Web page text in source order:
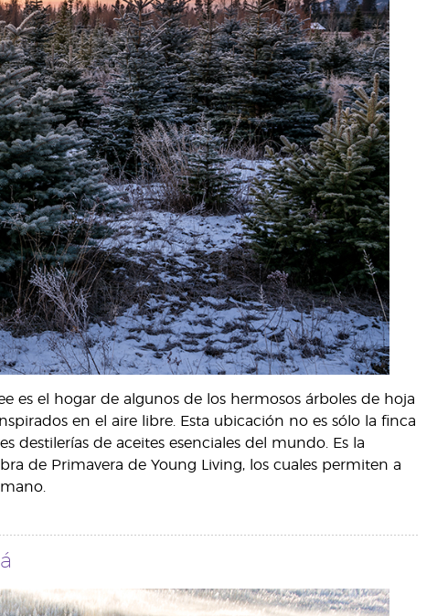
es el hogar de algunos de los hermosos árboles de hoja
en el aire libre. Esta ubicación no es sólo la finca
destilerías de aceites esenciales del mundo. Es la
de Primavera de Young Living, los cuales permiten a